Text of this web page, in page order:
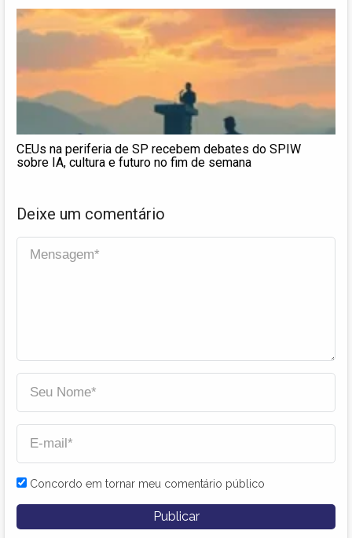
CEUs na periferia de SP recebem debates do SPIW
sobre IA, cultura e futuro no fim de semana
Deixe um comentário
Concordo em tornar meu comentário público